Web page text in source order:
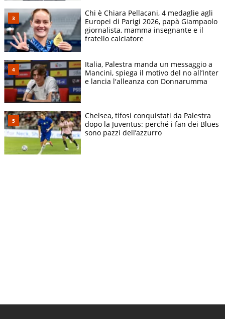
Chi è Chiara Pellacani, 4 medaglie agli
Europei di Parigi 2026, papà Giampaolo
giornalista, mamma insegnante e il
fratello calciatore
Italia, Palestra manda un messaggio a
Mancini, spiega il motivo del no all’Inter
e lancia l'alleanza con Donnarumma
Chelsea, tifosi conquistati da Palestra
dopo la Juventus: perché i fan dei Blues
sono pazzi dell’azzurro